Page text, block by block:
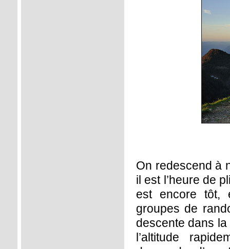
On redescend à
il est l’heure de
est encore tôt,
groupes de
descente dans
l’altitude